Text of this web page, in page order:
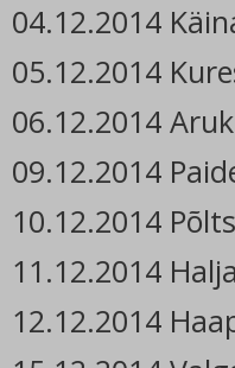
04.12.2014
05.12.2014
06.12.2014
09.12.2014
10.12.2014
11.12.2014
12.12.2014